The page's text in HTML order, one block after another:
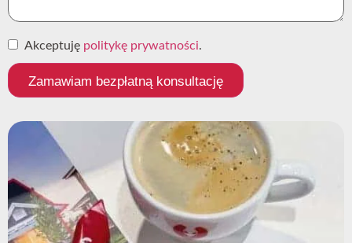
Akceptuję politykę prywatności.
Zamawiam bezpłatną konsultację